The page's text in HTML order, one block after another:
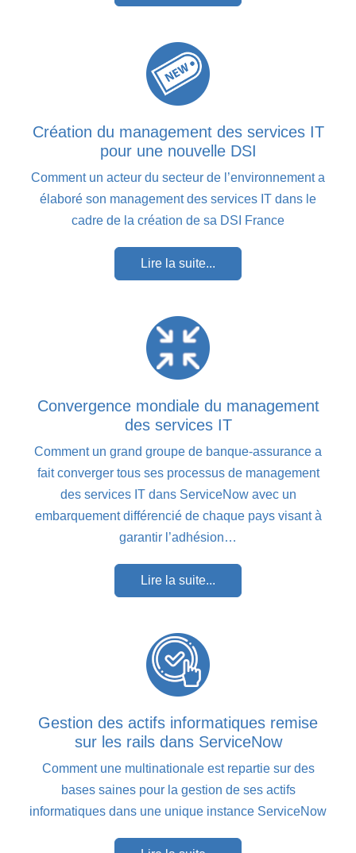
Création du management des services IT
pour une nouvelle DSI
Comment un acteur du secteur de l’environnement a
élaboré son management des services IT dans le
cadre de la création de sa DSI France
Lire la suite...
Convergence mondiale du management
des services IT
Comment un grand groupe de banque-assurance a
fait converger tous ses processus de management
des services IT dans ServiceNow avec un
embarquement différencié de chaque pays visant à
garantir l’adhésion…
Lire la suite...
Gestion des actifs informatiques remise
sur les rails dans ServiceNow
Comment une multinationale est repartie sur des
bases saines pour la gestion de ses actifs
informatiques dans une unique instance ServiceNow